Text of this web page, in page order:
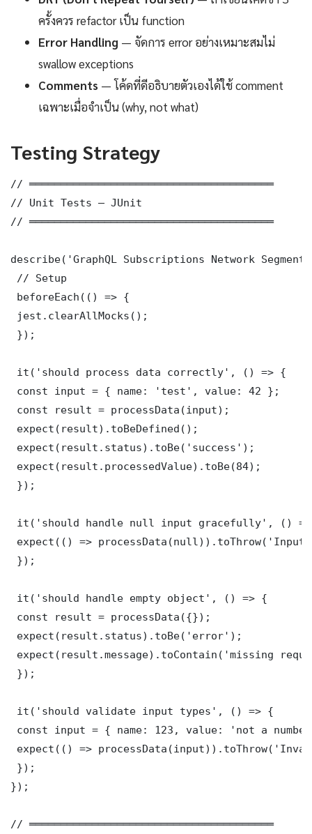
ครั้งควร refactor เป็น function
Error Handling — จัดการ error อย่างเหมาะสมไม่
swallow exceptions
Comments — โค้ดที่ดีอธิบายตัวเองได้ใช้ comment
เฉพาะเมื่อจำเป็น (why, not what)
Testing Strategy
// ═══════════════════════════════════════
// Unit Tests — JUnit
// ═══════════════════════════════════════
describe('GraphQL Subscriptions Network
// Setup
beforeEach(() => {
jest.clearAllMocks();
});
it('should process data correctly', () => {
const input = { name: 'test', value: 42 };
const result = processData(input);
expect(result).toBeDefined();
expect(result.status).toBe('success');
expect(result.processedValue).toBe(84);
});
it('should handle null input gracefully', ()
expect(() =>
});
it('should handle empty object', () => {
const result = processData({});
expect(result.status).toBe('error');
expect(result.message).toContain('missing
});
it('should validate input types', () => {
const input = { name: 123, value: 'not a
expect(() =>
});
});
// ═══════════════════════════════════════